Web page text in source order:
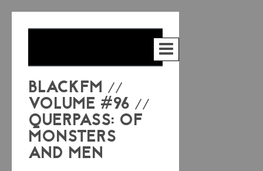
BLACKFM //
VOLUME #96 //
QUERPASS: OF
MONSTERS
AND MEN